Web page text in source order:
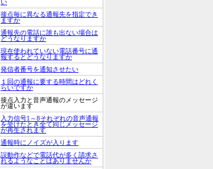
い
接点毎に異なる通報先を指定でき
ますか
通報先の電話に誰も出ない場合は
どうなりますか
現在使われていない電話番号に通
報するとどうなりますか
発信者番号を通知させたい
１回の通報に要する時間はどれく
らいですか
接点入力と音声通報のメッセージ
が違います
入力信号1～8それぞれの音声通報
を受けたとき全て同じメッセージ
が再生されます
通報時にノイズが入ります
誤動作などで電話代が多く請求さ
れるようなことはありませんか